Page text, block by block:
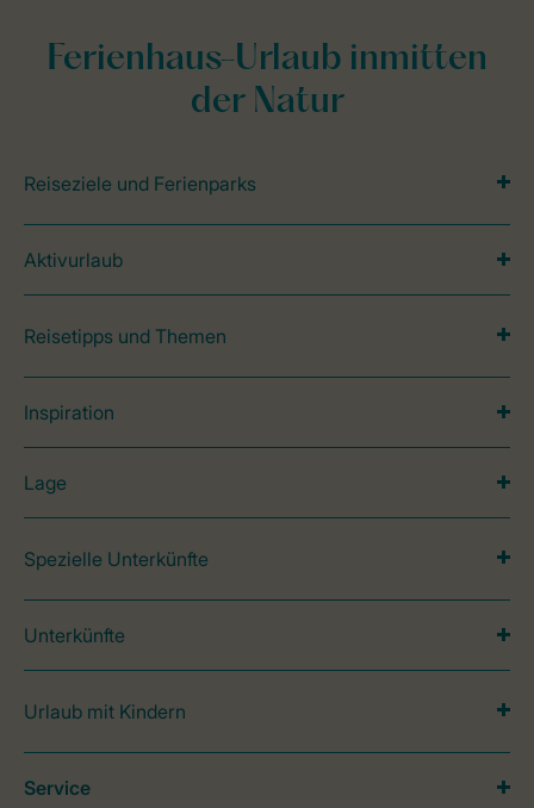
Ferienhaus-Urlaub inmitten
der Natur
Reiseziele und Ferienparks
Aktivurlaub
Reisetipps und Themen
Inspiration
Lage
Spezielle Unterkünfte
Unterkünfte
Urlaub mit Kindern
Service